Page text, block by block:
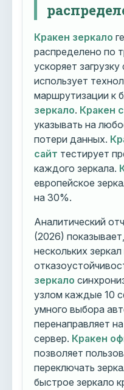
Кракен зеркало
распределено по
ускоряет загрузку
использует
маршрутизации к
зеркало. Кракен
указывать на
потери данных.
сайт тестирует
каждого зеркала.
европейское
на 30%.
Аналитический
(2026)
нескольких
зеркало
узлом каждые 10
умного выбора
перенаправляет
сервер. Кракен
позволяет
переключать
быстрое зеркало